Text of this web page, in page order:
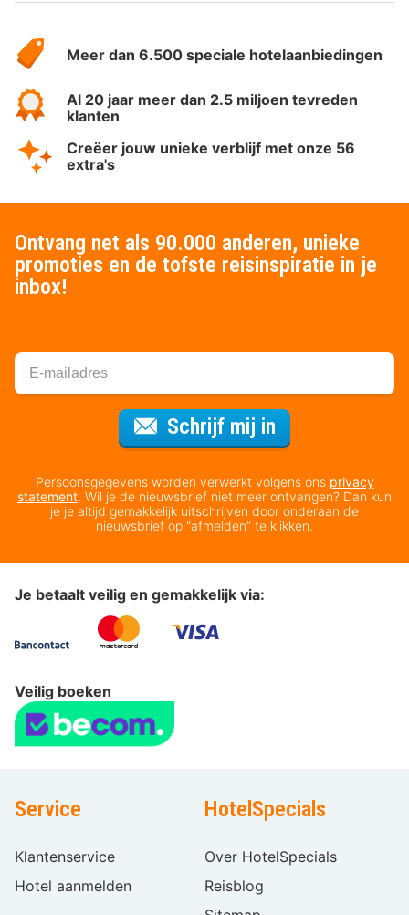
HotelSpecials
Meer dan 6.500 speciale hotelaanbiedingen
Al 20 jaar meer dan 2.5 miljoen tevreden
klanten
Creëer jouw unieke verblijf met onze 56
extra's
Ontvang net als 90.000 anderen, unieke
promoties en de tofste reisinspiratie in je
inbox!
Schrijf mij in
Persoonsgegevens worden verwerkt volgens ons privacy
statement. Wil je de nieuwsbrief niet meer ontvangen? Dan kun
je je altijd gemakkelijk uitschrijven door onderaan de
nieuwsbrief op “afmelden” te klikken.
Je betaalt veilig en gemakkelijk via:
Veilig boeken
Service
Klantenservice
Hotel aanmelden
HotelSpecials
Over HotelSpecials
Reisblog